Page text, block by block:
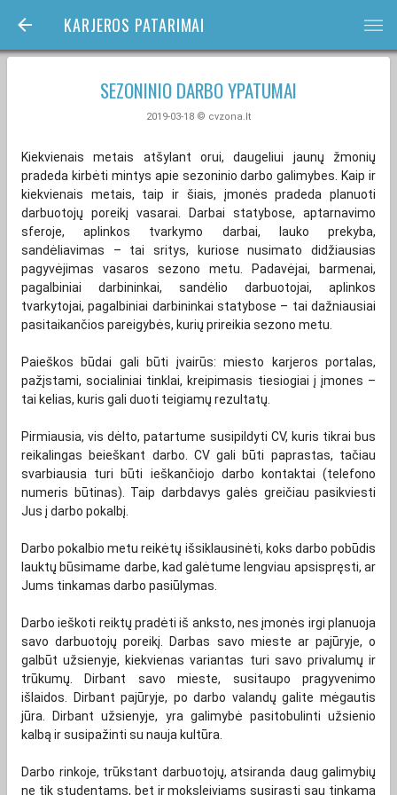
KARJEROS PATARIMAI bars
SEZONINIO DARBO YPATUMAI
2019-03-18 © cvzona.lt
Kiekvienais metais atšylant orui, daugeliui jaunų žmonių
pradeda kirbėti mintys apie sezoninio darbo galimybes. Kaip ir
kiekvienais metais, taip ir šiais, įmonės pradeda planuoti
darbuotojų poreikį vasarai. Darbai statybose, aptarnavimo
sferoje, aplinkos tvarkymo darbai, lauko prekyba,
sandėliavimas – tai sritys, kuriose nusimato didžiausias
pagyvėjimas vasaros sezono metu. Padavėjai, barmenai,
pagalbiniai darbininkai, sandėlio darbuotojai, aplinkos
tvarkytojai, pagalbiniai darbininkai statybose – tai dažniausiai
pasitaikančios pareigybės, kurių prireikia sezono metu.
Paieškos būdai gali būti įvairūs: miesto karjeros portalas,
pažįstami, socialiniai tinklai, kreipimasis tiesiogiai į įmones –
tai kelias, kuris gali duoti teigiamų rezultatų.
Pirmiausia, vis dėlto, patartume susipildyti CV, kuris tikrai bus
reikalingas beieškant darbo. CV gali būti paprastas, tačiau
svarbiausia turi būti ieškančiojo darbo kontaktai (telefono
numeris būtinas). Taip darbdavys galės greičiau pasikviesti
Jus į darbo pokalbį.
Darbo pokalbio metu reikėtų išsiklausinėti, koks darbo pobūdis
lauktų būsimame darbe, kad galėtume lengviau apsispręsti, ar
Jums tinkamas darbo pasiūlymas.
Darbo ieškoti reiktų pradėti iš anksto, nes įmonės irgi planuoja
savo darbuotojų poreikį. Darbas savo mieste ar pajūryje, o
galbūt užsienyje, kiekvienas variantas turi savo privalumų ir
trūkumų. Dirbant savo mieste, susitaupo pragyvenimo
išlaidos. Dirbant pajūryje, po darbo valandų galite mėgautis
jūra. Dirbant užsienyje, yra galimybė pasitobulinti užsienio
kalbą ir susipažinti su nauja kultūra.
Darbo rinkoje, trūkstant darbuotojų, atsiranda daug galimybių
ne tik studentams, bet ir moksleiviams susirasti sau tinkamą